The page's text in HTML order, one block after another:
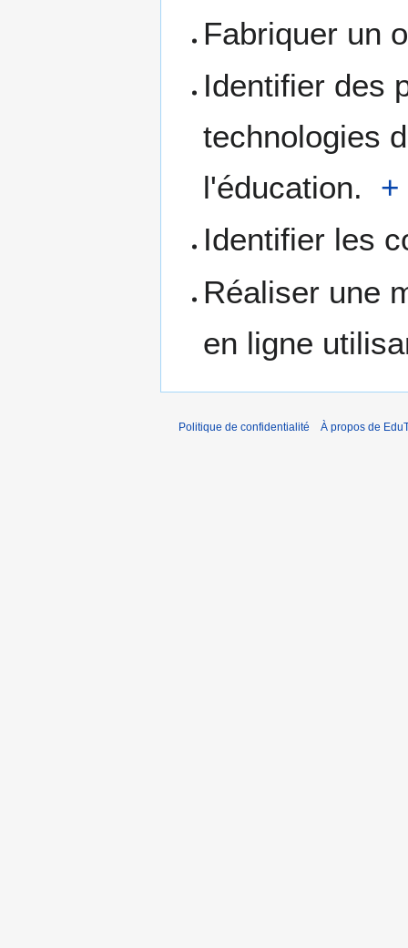
Fabriquer un
Identifier des
technologies
l'éducation. +
Identifier les
Réaliser une
en ligne
Politique de confidentialité À propos de